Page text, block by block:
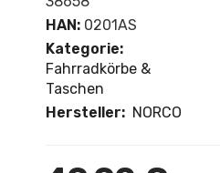
HAN: 0201AS
Kategorie:
Fahrradkörbe &
Taschen
Hersteller: NORCO